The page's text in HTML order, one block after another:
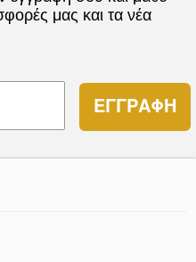
μας και τα νέα
ΕΓΓΡΑΦΗ